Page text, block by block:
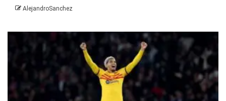
AlejandroSanchez